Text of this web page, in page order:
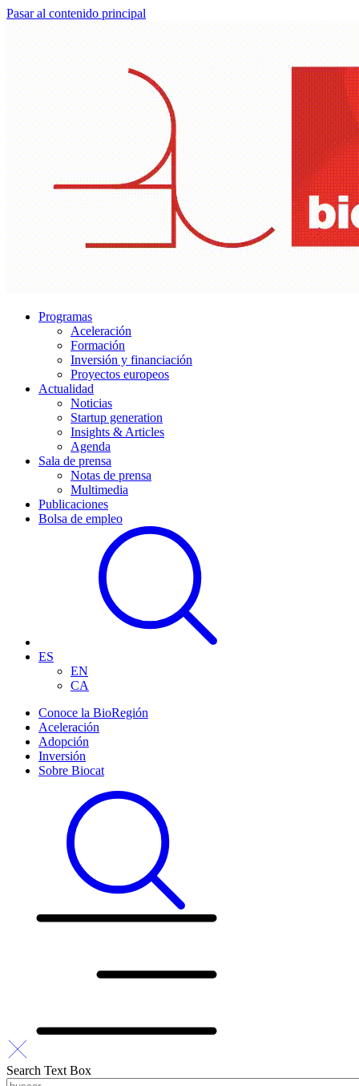
Pasar al contenido principal
Programas
Aceleración
Formación
Inversión y financiación
Proyectos europeos
Actualidad
Noticias
Startup generation
Insights & Articles
Agenda
Sala de prensa
Notas de prensa
Multimedia
Publicaciones
Bolsa de empleo
ES
EN
CA
Conoce la BioRegión
Aceleración
Adopción
Inversión
Sobre Biocat
Search Text Box